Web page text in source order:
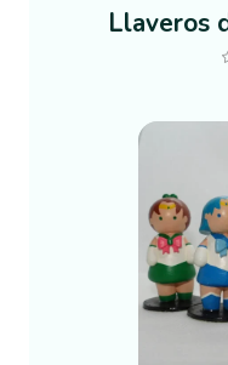
Llaveros